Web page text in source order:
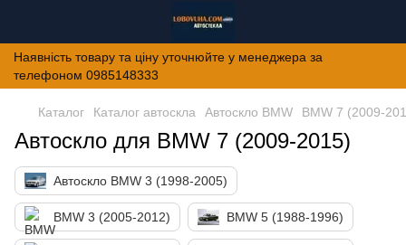
Наявність товару та ціну уточнюйте у менеджера за
телефоном 0985148333
Каталог Каталог автоскла Автоскло BMW BMW 7 (2009-
Автоскло для BMW 7 (2009-2015)
Автоскло BMW 3 (1998-2005)
BMW 3 (2005-2012) BMW 5 (1988-1996)